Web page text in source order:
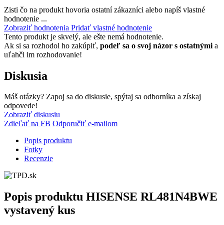
Zisti čo na produkt hovoria ostatní zákazníci alebo napíš vlastné
hodnotenie ...
Zobraziť hodnotenia Pridať vlastné hodnotenie
Tento produkt je skvelý, ale ešte nemá hodnotenie.
Ak si sa rozhodol ho zakúpiť, podeľ sa o svoj názor s ostatnými a
uľahči im rozhodovanie!
Diskusia
Máš otázky? Zapoj sa do diskusie, spýtaj sa odborníka a získaj
odpovede!
Zobraziť diskusiu
Zdieľať na FB Odporučiť e-mailom
Popis produktu
Fotky
Recenzie
Popis produktu HISENSE RL481N4BWE
vystavený kus